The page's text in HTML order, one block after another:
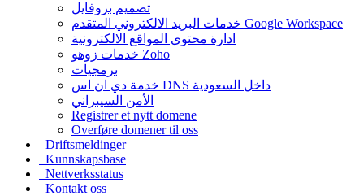
تصميم بروفايل
خدمات البريد الالكتروني المتقدم Google Workspace
ادارة محتوى المواقع الالكترونية
خدمات زوهو Zoho
برمجيات
خدمة دي ان اس DNS داخل السعودية
الأمن السيبراني
Registrer et nytt domene
Overføre domener til oss
Driftsmeldinger
Kunnskapsbase
Nettverksstatus
Kontakt oss